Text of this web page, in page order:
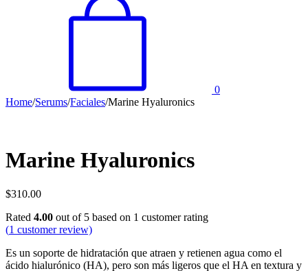
0
Home/Serums/Faciales/Marine Hyaluronics
Marine Hyaluronics
$310.00
Rated 4.00 out of 5 based on 1 customer rating
(1 customer review)
Es un soporte de hidratación que atraen y retienen agua como el
ácido hialurónico (HA), pero son más ligeros que el HA en textura y